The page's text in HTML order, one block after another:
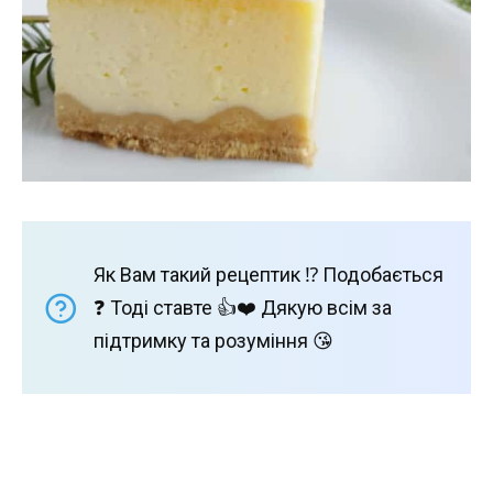
Як Вам такий рецептик ⁉️ Подобається
❓ Тоді ставте 👍❤️ Дякую всім за
підтримку та розуміння 😘